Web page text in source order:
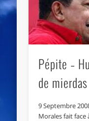
Pépite –
de
9 Septembre
Morales fait face